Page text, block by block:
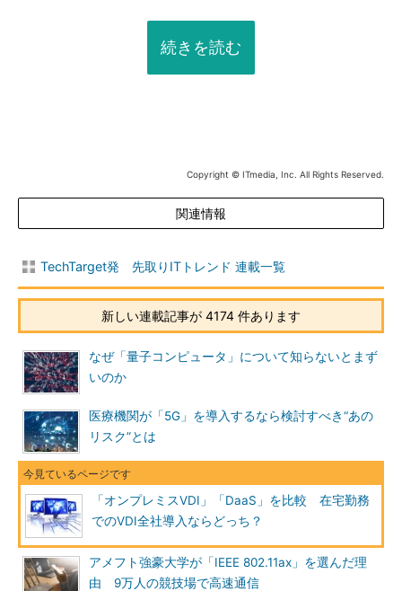
続きを読む
Copyright © ITmedia, Inc. All Rights Reserved.
関連情報
TechTarget発 先取りITトレンド 連載一覧
新しい連載記事が 4174 件あります
なぜ「量子コンピュータ」について知らないとまず
いのか
医療機関が「5G」を導入するなら検討すべき“あの
リスク”とは
「オンプレミスVDI」「DaaS」を比較 在宅勤務
でのVDI全社導入ならどっち？
アメフト強豪大学が「IEEE 802.11ax」を選んだ理
由 9万人の競技場で高速通信